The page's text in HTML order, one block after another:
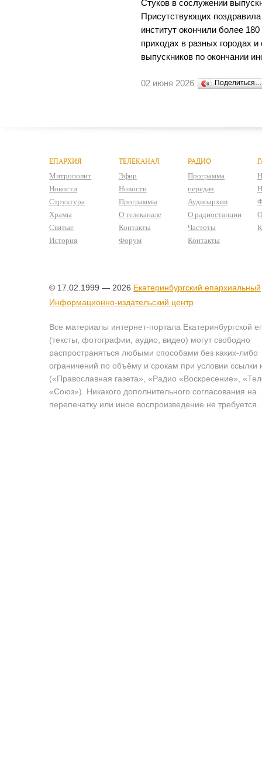
Стуков в сослужении
Присутствующих
институт окончили более
приходах в разных городах
выпускников по окончании
02 июня 2026 Поделиться…
ЕПАРХИЯ
Митрополит
Новости
Структура
Храмы
Святые
История
ТЕЛЕКАНАЛ
Эфир
Новости
Программы
О телеканале
Контакты
Форум
РАДИО
Программа
передач
Аудиоархив
О радиостанции
Частоты
Контакты
© 17.02.1999 — 2026 Екатеринбургский епархиальный
Информационно-издательский центр
Все материалы интернет-портала Екатеринбургской
(тексты, фотографии, аудио, видео) могут свободно
распространяться любыми способами без каких-либо
ограничений по объёму и срокам при условии ссылки
(«Православная газета», «Радио «Воскресение»,
«Союз»). Никакого дополнительного согласования на
перепечатку или иное воспроизведение не требуется.